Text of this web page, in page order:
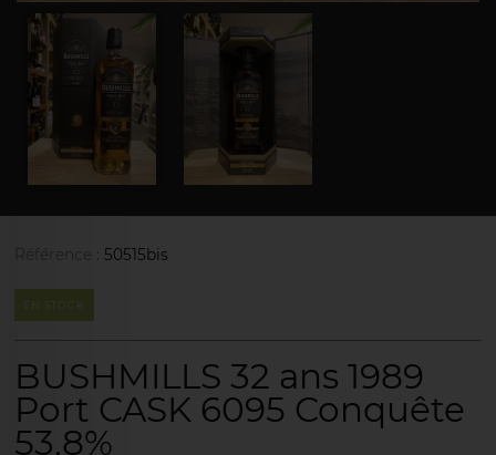
50515bis
EN STOCK
BUSHMILLS 32 ans 1989
Port CASK 6095 Conquête
53,8%